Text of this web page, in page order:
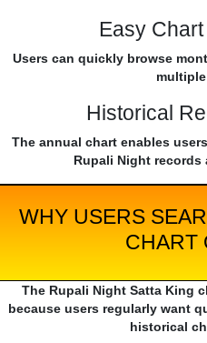
Easy
Users can quickly browse
Historical
The annual chart enables
Rupali Night records
WHY USERS
CHART
The Rupali Night Satta King
because users regularly want
historical